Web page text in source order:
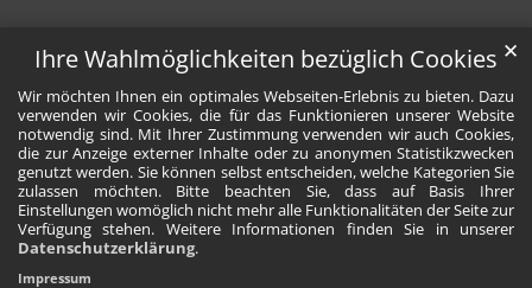
Ihre Wahlmöglichkeiten bezüglich Cookies
Wir möchten Ihnen ein optimales Webseiten-Erlebnis zu bieten. Dazu
verwenden wir Cookies, die für das Funktionieren unserer Website
notwendig sind. Mit Ihrer Zustimmung verwenden wir auch Cookies,
die zur Anzeige externer Inhalte oder zu anonymen Statistikzwecken
genutzt werden. Sie können selbst entscheiden, welche Kategorien Sie
zulassen möchten. Bitte beachten Sie, dass auf Basis Ihrer
Einstellungen womöglich nicht mehr alle Funktionalitäten der Seite zur
Verfügung stehen. Weitere Informationen finden Sie in unserer
Datenschutzerklärung.
✕
Impressum